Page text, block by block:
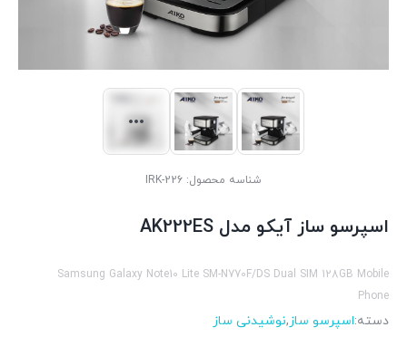
شناسه محصول: IRK-226
اسپرسو ساز آیکو مدل AK222ES
Samsung Galaxy Note10 Lite SM-N770F/DS Dual SIM 128GB Mobile
Phone
دسته:اسپرسو ساز,نوشیدنی ساز